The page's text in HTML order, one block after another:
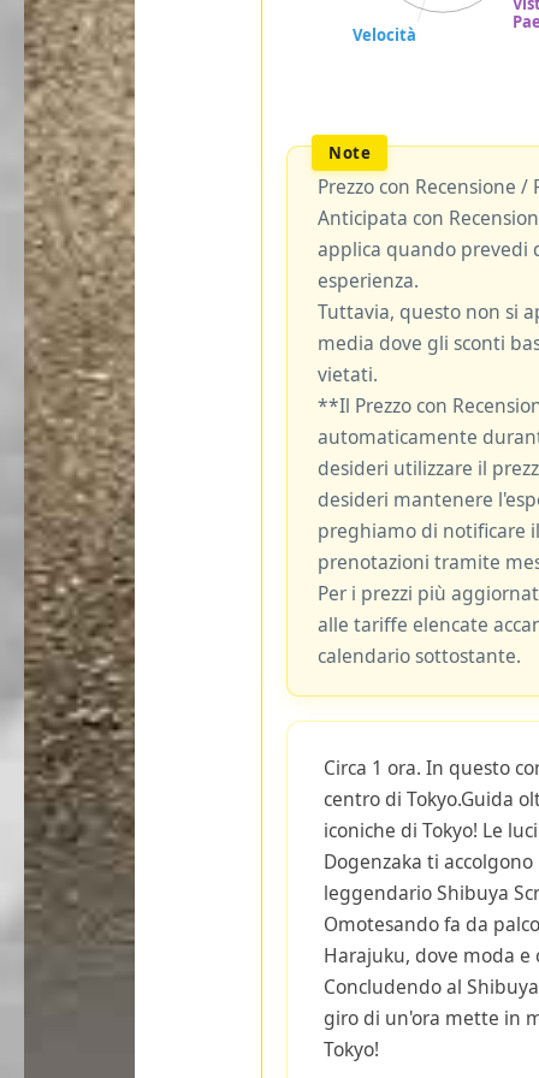
Prezzo con Recensione
Anticipata con
applica quando prevedi
esperienza.
Tuttavia, questo non si
media dove gli sconti
vietati.
**Il Prezzo con
automaticamente
desideri utilizzare il
desideri mantenere
preghiamo di notificare
prenotazioni tramite
Per i prezzi più
alle tariffe elencate
calendario sottostante.
Circa 1 ora. In questo
centro di Tokyo.Guida
iconiche di Tokyo! Le
Dogenzaka ti
leggendario Shibuya
Omotesando fa da
Harajuku, dove moda
Concludendo al
giro di un'ora mette in
Tokyo!